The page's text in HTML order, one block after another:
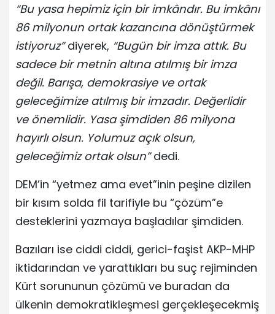
“Bu yasa hepimiz için bir imkândır. Bu imkânı
86 milyonun ortak kazancına dönüştürmek
istiyoruz”diyerek, “Bugün bir imza attık. Bu
sadece bir metnin altına atılmış bir imza
değil. Barışa, demokrasiye ve ortak
geleceğimize atılmış bir imzadır. Değerlidir
ve önemlidir. Yasa şimdiden 86 milyona
hayırlı olsun. Yolumuz açık olsun,
geleceğimiz ortak olsun”dedi.
DEM’in “yetmez ama evet”inin peşine dizilen
bir kısım solda fil tarifiyle bu “çözüm”e
desteklerini yazmaya başladılar şimdiden.
Bazıları ise ciddi ciddi, gerici-faşist AKP-MHP
iktidarından ve yarattıkları bu suç rejiminden
Kürt sorununun çözümü ve buradan da
ülkenin demokratikleşmesi gerçekleşecekmiş